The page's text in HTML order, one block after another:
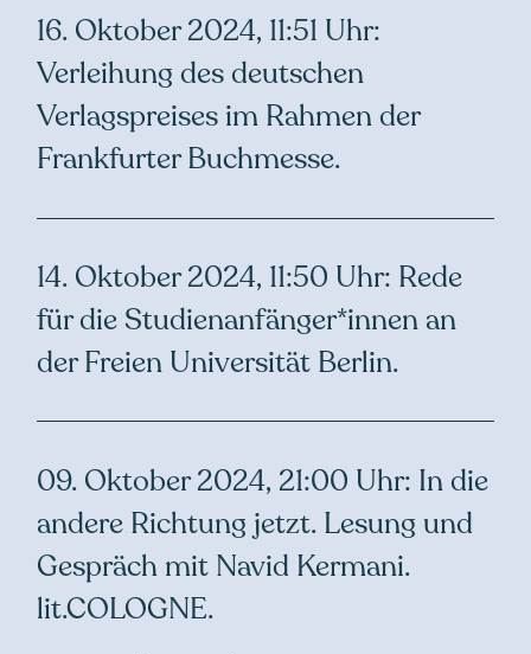
16. Oktober 2024, 11:51 Uhr:
Verleihung des deutschen
Verlagspreises im Rahmen der
Frankfurter Buchmesse.
14. Oktober 2024, 11:50 Uhr: Rede
für die Studienanfänger*innen an
der Freien Universität Berlin.
09. Oktober 2024, 21:00 Uhr: In die
andere Richtung jetzt. Lesung und
Gespräch mit Navid Kermani.
lit.COLOGNE.